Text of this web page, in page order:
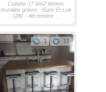
Cuisine 17.6m2 teintes
murales grises - Eure Et Loir
(28) - décembre ...
1 11